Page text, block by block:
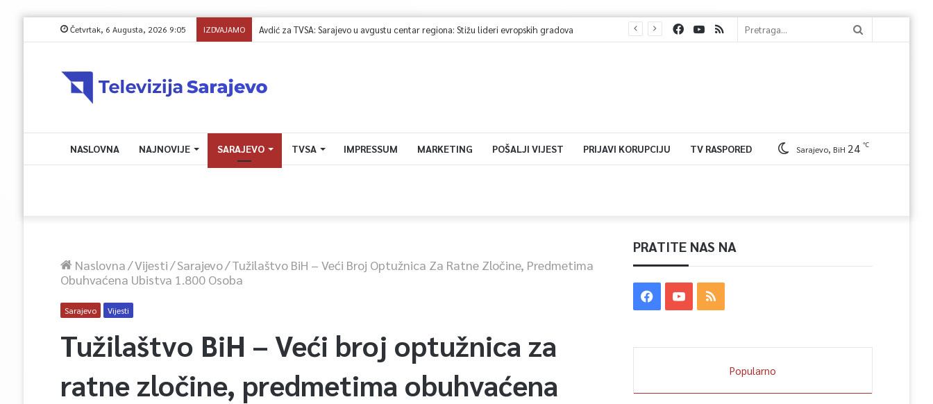
Četvrtak, 6 Augusta, 2026 9:05 IZDVAJAMO Općina Centar: Objavljen javni poziv organizacijama civilnog društva 2026
NASLOVNA NAJNOVIJE SARAJEVO TVSA IMPRESSUM MARKETING POŠALJI VIJEST PRIJAVI KORUPCIJU TV RASPORED Sarajevo, BiH 24 ℃
Naslovna/Vijesti/Sarajevo/Tužilaštvo BiH – Veći Broj Optužnica Za Ratne Zločine, Predmetima
Obuhvaćena Ubistva 1.800 Osoba
Sarajevo Vijesti
Tužilaštvo BiH – Veći broj optužnica za
ratne zločine, predmetima obuhvaćena
PRATITE NAS NA
Popularno